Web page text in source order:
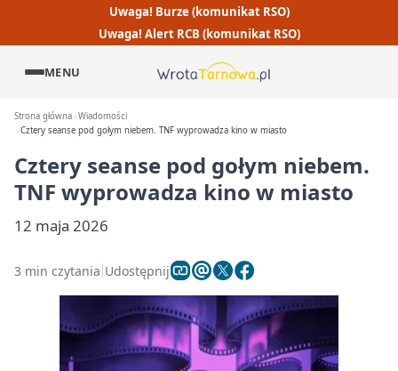
Uwaga! Burze (komunikat RSO)
Uwaga! Alert RCB (komunikat RSO)
MENU
Strona główna Wiadomości
Cztery seanse pod gołym niebem. TNF wyprowadza kino w miasto
Cztery seanse pod gołym niebem.
TNF wyprowadza kino w miasto
12 maja 2026
3 min czytania Udostępnij